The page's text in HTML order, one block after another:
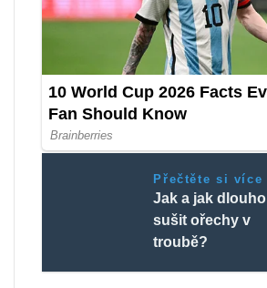
Přečtěte si více
Jak a jak dlouho
sušit ořechy v
troubě?